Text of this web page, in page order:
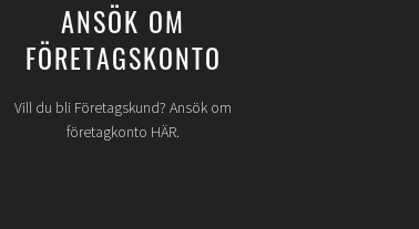
ANSÖK OM
FÖRETAGSKONTO
Vill du bli Företagskund? Ansök om
företagkonto HÄR.